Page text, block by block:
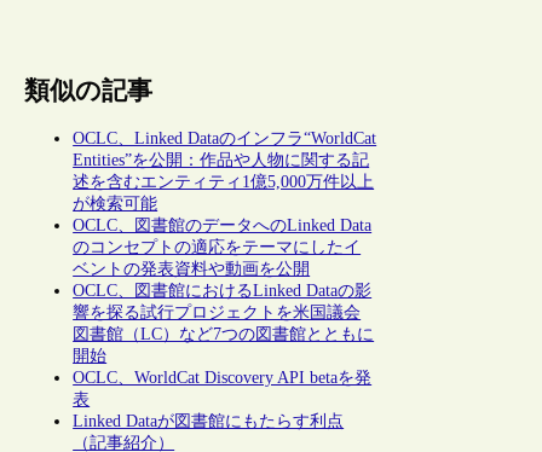
類似の記事
OCLC、Linked Dataのインフラ“WorldCat
Entities”を公開：作品や人物に関する記
述を含むエンティティ1億5,000万件以上
が検索可能
OCLC、図書館のデータへのLinked Data
のコンセプトの適応をテーマにしたイ
ベントの発表資料や動画を公開
OCLC、図書館におけるLinked Dataの影
響を探る試行プロジェクトを米国議会
図書館（LC）など7つの図書館とともに
開始
OCLC、WorldCat Discovery API betaを発
表
Linked Dataが図書館にもたらす利点
（記事紹介）